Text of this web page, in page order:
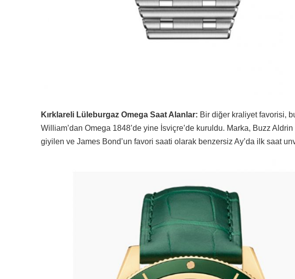
Kırklareli Lüleburgaz Omega Saat Alanlar: Bir diğer kraliyet favorisi,
William’dan Omega 1848’de yine İsviçre’de kuruldu. Marka, Buzz Aldrin
giyilen ve James Bond’un favori saati olarak benzersiz Ay’da ilk saat